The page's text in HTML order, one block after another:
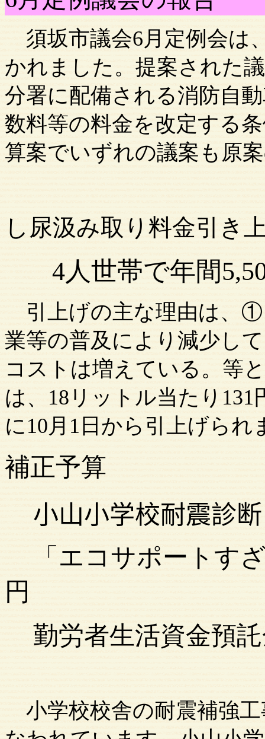
須坂市議会6月定例会は
かれました。提案された
分署に配備される消防自
数料等の料金を改定する
算案でいずれの議案も原
し尿汲み取り料金引
4人世帯で年間
引上げの主な理由は、①
業等の普及により減少し
コストは増えている。等
は、 18リットル当たり131
に10月1日から引上げられ
補正予算
小山小学校耐震診
「エコサポー
円
勤労者生活
小学校校舎の耐震補強